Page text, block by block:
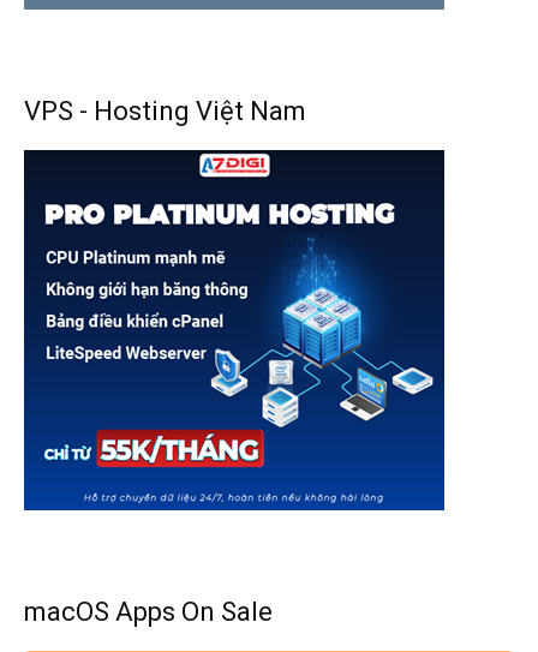
VPS - Hosting Việt Nam
macOS Apps On Sale